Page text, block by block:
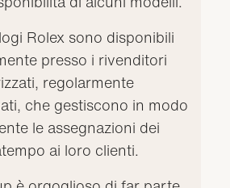
Rolex sono disponibili
presso i rivenditori
regolarmente
che gestiscono in modo
le assegnazioni dei
ai loro clienti.